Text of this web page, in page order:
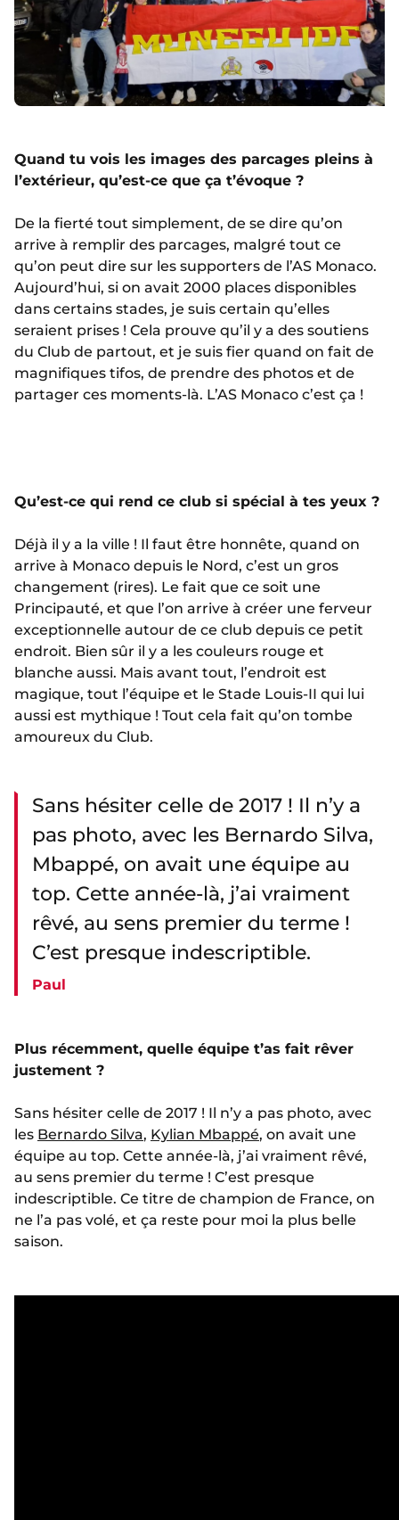
Quand tu vois les images des parcages pleins à
l’extérieur, qu’est-ce que ça t’évoque ?
De la fierté tout simplement, de se dire qu’on
arrive à remplir des parcages, malgré tout ce
qu’on peut dire sur les supporters de l’AS Monaco.
Aujourd’hui, si on avait 2000 places disponibles
dans certains stades, je suis certain qu’elles
seraient prises ! Cela prouve qu’il y a des soutiens
du Club de partout, et je suis fier quand on fait de
magnifiques tifos, de prendre des photos et de
partager ces moments-là. L’AS Monaco c’est ça !
Qu’est-ce qui rend ce club si spécial à tes yeux ?
Déjà il y a la ville ! Il faut être honnête, quand on
arrive à Monaco depuis le Nord, c’est un gros
changement (rires). Le fait que ce soit une
Principauté, et que l’on arrive à créer une ferveur
exceptionnelle autour de ce club depuis ce petit
endroit. Bien sûr il y a les couleurs rouge et
blanche aussi. Mais avant tout, l’endroit est
magique, tout l’équipe et le Stade Louis-II qui lui
aussi est mythique ! Tout cela fait qu’on tombe
amoureux du Club.
Sans hésiter celle de 2017 ! Il n’y a
pas photo, avec les Bernardo Silva,
Mbappé, on avait une équipe au
top. Cette année-là, j’ai vraiment
rêvé, au sens premier du terme !
C’est presque indescriptible.
Paul
Plus récemment, quelle équipe t’as fait rêver
justement ?
Sans hésiter celle de 2017 ! Il n’y a pas photo, avec
les Bernardo Silva, Kylian Mbappé, on avait une
équipe au top. Cette année-là, j’ai vraiment rêvé,
au sens premier du terme ! C’est presque
indescriptible. Ce titre de champion de France, on
ne l’a pas volé, et ça reste pour moi la plus belle
saison.